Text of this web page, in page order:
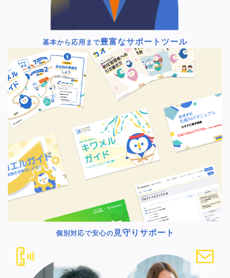
基本から応用まで豊富なサポートツール
個別対応で安心の 見守りサポート